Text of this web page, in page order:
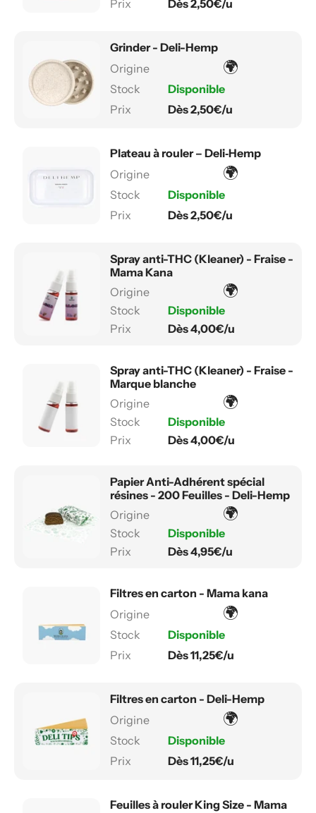
Dès 2,50€/u
Grinder - Deli-Hemp
🌍
Disponible
Dès 2,50€/u
Plateau à rouler – Deli‑Hemp
🌍
Disponible
Dès 2,50€/u
Spray anti-THC (Kleaner) - Fraise -
Mama Kana
🌍
Disponible
Dès 4,00€/u
Spray anti-THC (Kleaner) - Fraise -
Marque blanche
🌍
Disponible
Dès 4,00€/u
Papier Anti-Adhérent spécial
résines - 200 Feuilles - Deli-Hemp
🌍
Disponible
Dès 4,95€/u
Filtres en carton - Mama kana
🌍
Disponible
Dès 11,25€/u
Filtres en carton - Deli-Hemp
🌍
Disponible
Dès 11,25€/u
Feuilles à rouler King Size - Mama